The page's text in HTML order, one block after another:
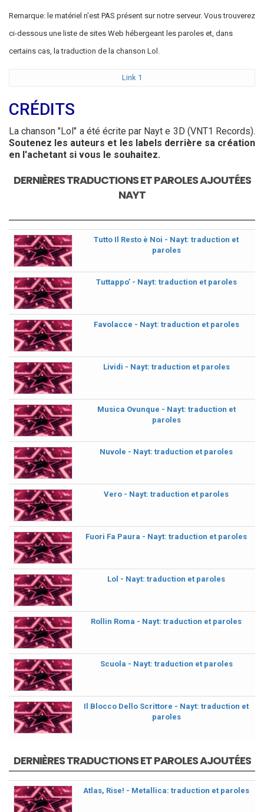
Remarque: le matériel n'est PAS présent sur notre serveur. Vous trouverez
ci-dessous une liste de sites Web hébergeant les paroles et, dans
certains cas, la traduction de la chanson Lol.
Link 1
CRÉDITS
La chanson "Lol" a été écrite par Nayt e 3D (VNT1 Records).
Soutenez les auteurs et les labels derrière sa création
en l'achetant si vous le souhaitez.
DERNIÈRES TRADUCTIONS ET PAROLES AJOUTÉES
NAYT
Tutto Il Resto è Noi - Nayt: traduction et
paroles
Tuttappo’ - Nayt: traduction et paroles
Favolacce - Nayt: traduction et paroles
Lividi - Nayt: traduction et paroles
Musica Ovunque - Nayt: traduction et
paroles
Nuvole - Nayt: traduction et paroles
Vero - Nayt: traduction et paroles
Fuori Fa Paura - Nayt: traduction et paroles
Lol - Nayt: traduction et paroles
Rollin Roma - Nayt: traduction et paroles
Scuola - Nayt: traduction et paroles
Il Blocco Dello Scrittore - Nayt: traduction et
paroles
DERNIÈRES TRADUCTIONS ET PAROLES AJOUTÉES
Atlas, Rise! - Metallica: traduction et paroles